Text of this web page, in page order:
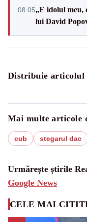
08:05„E idolul meu,
lui David
Distribuie articolul
Mai multe articole
cub stegarul dac
Urmărește știrile
Google News
CELE MAI